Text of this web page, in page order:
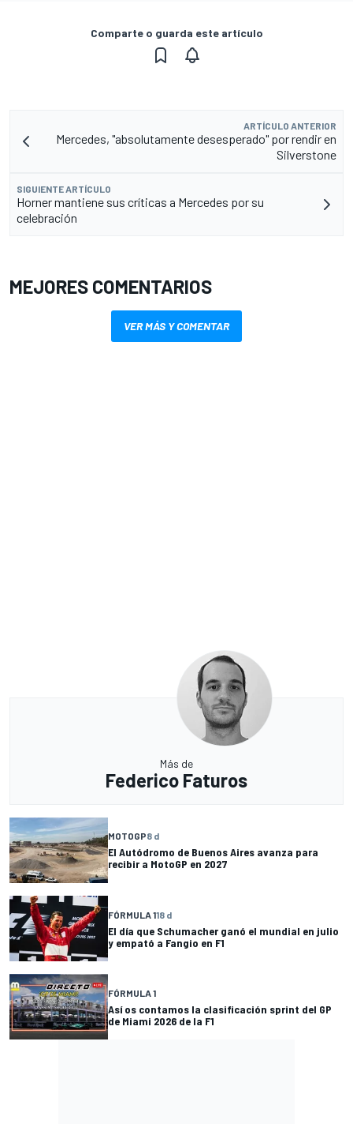
Comparte o guarda este artículo
ARTÍCULO ANTERIOR
Mercedes, "absolutamente desesperado" por rendir en
Silverstone
SIGUIENTE ARTÍCULO
Horner mantiene sus críticas a Mercedes por su
celebración
MEJORES COMENTARIOS
VER MÁS Y COMENTAR
Más de
Federico Faturos
MOTOGP8 d
El Autódromo de Buenos Aires avanza para
recibir a MotoGP en 2027
FÓRMULA 118 d
El día que Schumacher ganó el mundial en julio
y empató a Fangio en F1
FÓRMULA 1
Así os contamos la clasificación sprint del GP
de Miami 2026 de la F1